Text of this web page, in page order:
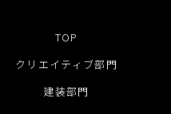
TOP
クリエイティブ部門
建装部門